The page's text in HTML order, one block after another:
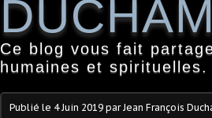
Ce blog vous fait
humaines et spirituelles.
Publié le 4 Juin 2019 par Jean François